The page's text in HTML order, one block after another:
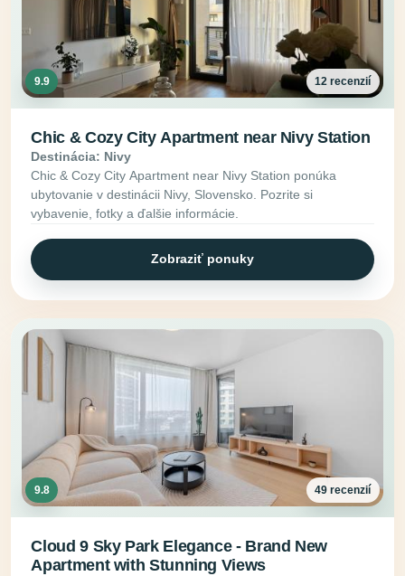
9.9 12 recenzií
Chic & Cozy City Apartment near Nivy Station
Destinácia: Nivy
Chic & Cozy City Apartment near Nivy Station ponúka
ubytovanie v destinácii Nivy, Slovensko. Pozrite si
vybavenie, fotky a ďalšie informácie.
Zobraziť ponuky
9.8 49 recenzií
Cloud 9 Sky Park Elegance - Brand New
Apartment with Stunning Views